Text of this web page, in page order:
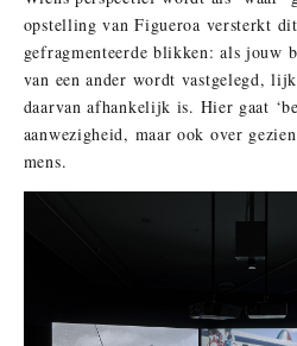
opstelling van Figueroa versterkt
gefragmenteerde blikken: als jouw
van een ander wordt vastgelegd,
daarvan afhankelijk is. Hier gaat
aanwezigheid, maar ook over
mens.